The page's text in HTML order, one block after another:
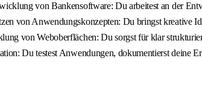
von Bankensoftware: Du arbeitest an der
von Anwendungskonzepten: Du bringst kreative
von Weboberflächen: Du sorgst für klar
Du testest Anwendungen, dokumentierst deine